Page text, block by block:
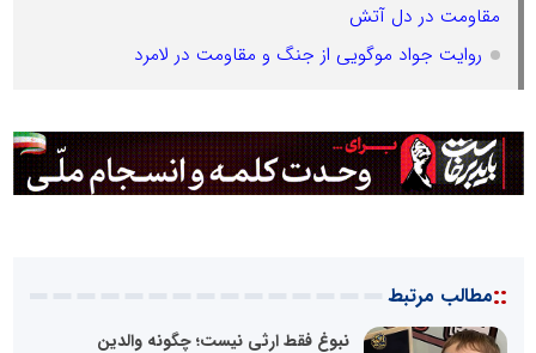
مقاومت در دل آتش
روایت جواد موگویی از جنگ و مقاومت در لامرد
::مطالب مرتبط
نبوغ فقط ارثی نیست؛ چگونه والدین